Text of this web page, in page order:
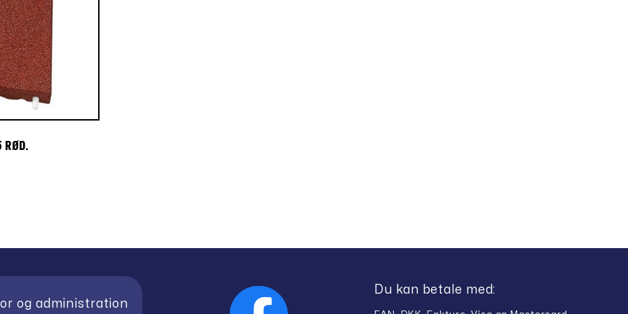
RØD.
og administration
Du kan betale med: